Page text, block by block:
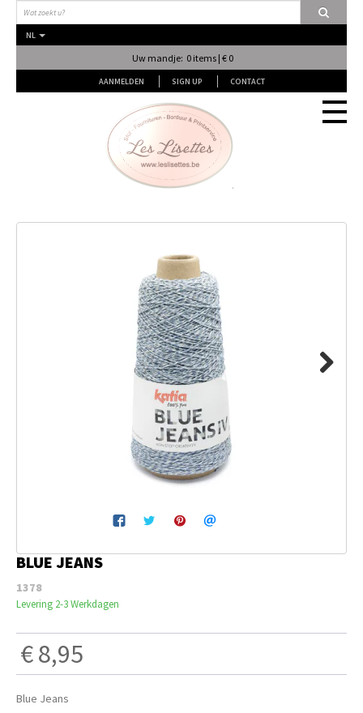
NL
Uw mandje: 0 items | € 0
AANMELDEN SIGN UP CONTACT
Stof
Machines en Toebehoren
BLUE JEANS
1378
Levering 2-3 Werkdagen
€ 8,95
Blue Jeans